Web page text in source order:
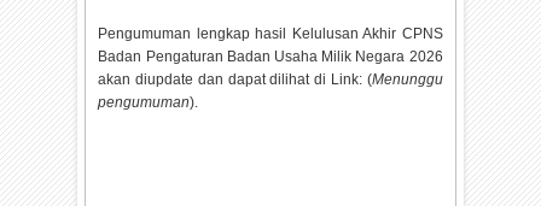
Pengumuman lengkap hasil Kelulusan Akhir CPNS
Badan Pengaturan Badan Usaha Milik Negara 2026
akan diupdate dan dapat dilihat di Link: (Menunggu
pengumuman).